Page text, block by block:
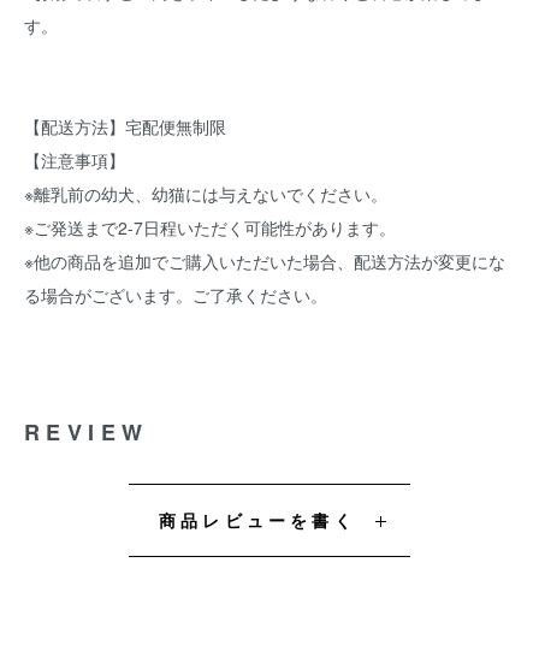
す。
【配送方法】宅配便無制限
【注意事項】
※離乳前の幼犬、幼猫には与えないでください。
※ご発送まで2-7日程いただく可能性があります。
※他の商品を追加でご購入いただいた場合、配送方法が変更にな
る場合がございます。ご了承ください。
REVIEW
商品レビューを書く